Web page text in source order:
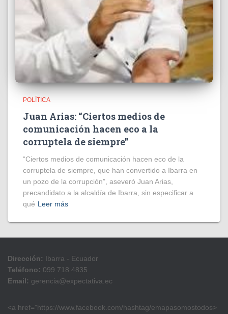
POLÍTICA
Juan Arias: “Ciertos medios de
comunicación hacen eco a la
corruptela de siempre”
“Ciertos medios de comunicación hacen eco de la
corruptela de siempre, que han convertido a Ibarra en
un pozo de la corrupción”, aseveró Juan Arias,
precandidato a la alcaldía de Ibarra, sin especificar a
qué Leer más
Dirección: Ibarra - Ecuador
Teléfono: 099 718 4835
Email: gerencia@expectativa.ec
<a href=”https://www.facebook.com/hashtag/emapasomostodos>